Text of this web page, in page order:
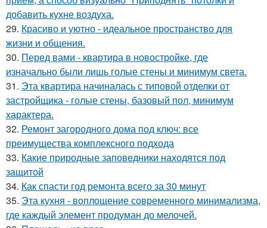
добавить кухне воздуха.
29. Красиво и уютно - идеальное пространство для
жизни и общения.
30. Перед вами - квартира в новостройке, где
изначально были лишь голые стены и минимум света.
31. Эта квартира начиналась с типовой отделки от
застройщика - голые стены, базовый пол, минимум
характера.
32. Ремонт загородного дома под ключ: все
преимущества комплексного подхода
33. Какие природные заповедники находятся под
защитой
34. Как спасти год ремонта всего за 30 минут
35. Эта кухня - воплощение современного минимализма,
где каждый элемент продуман до мелочей.